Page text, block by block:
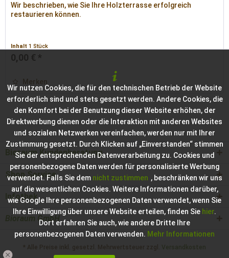
Wir beschrieben, wie Sie Ihre Holzterrasse erfolgreich
restaurieren können.
Inhalt1 Stück
0,00 € *
Merken
Bioraum Kundenberatung
Shop Service
Infothek
Bioraum GmbH
* Alle Preise inkl. gesetzl. Mehrwertsteuer zzgl. Versandkosten
Wir nutzen Cookies, die für den technischen Betrieb der Website
erforderlich sind und stets gesetzt werden. Andere Cookies, die
den Komfort bei der Benutzung dieser Website erhöhen, der
Direktwerbung dienen oder die Interaktion mit anderen Websites
und sozialen Netzwerken vereinfachen, werden nur mit Ihrer
Zustimmung gesetzt. Durch Klicken auf „Einverstanden“ stimmen
Sie der entsprechenden Datenverarbeitung zu. Cookies und
personenbezogene Daten werden für personalisierte Werbung
verwendet. Falls Sie dem nicht zustimmen , beschränken wir uns
auf die wesentlichen Cookies. Weitere Informationen darüber,
wie Google Ihre personenbezogenen Daten verwendet, wenn Sie
Ihre Einwilligung über unsere Website erteilen, finden Sie hier.
Dort erfahren Sie auch, wie andere Dritte Ihre
personenbezogenen Daten verwenden. Mehr Informationen